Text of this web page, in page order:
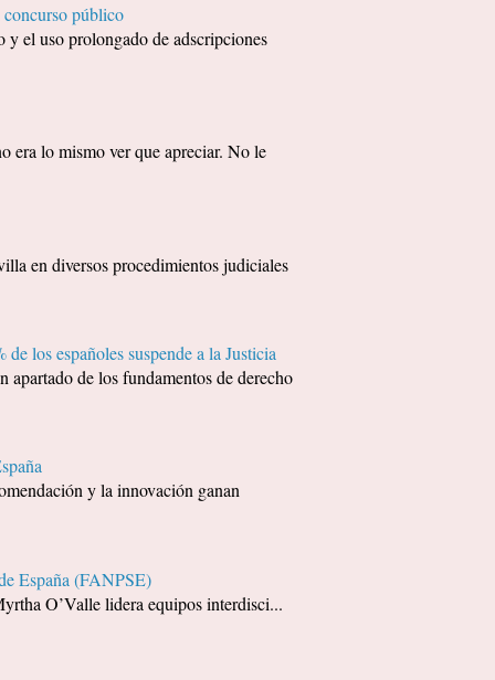
público
el uso prolongado de adscripciones
lo mismo ver que apreciar. No le
en diversos procedimientos judiciales
los españoles suspende a la Justicia
de los fundamentos de derecho
y la innovación ganan
España (FANPSE)
O’Valle lidera equipos interdisci...